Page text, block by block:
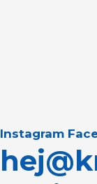
Instagram